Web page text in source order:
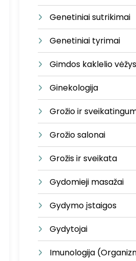
Genetiniai sutrikimai
Genetiniai tyrimai
Gimdos kaklelio vėžys
Ginekologija
Grožio ir
Grožio salonai
Grožis ir sveikata
Gydomieji masažai
Gydymo įstaigos
Gydytojai
Imunologija